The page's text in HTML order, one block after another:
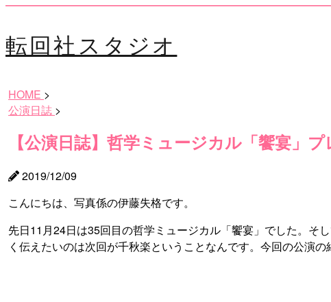
転回社スタジオ
HOME >
公演日誌 >
【公演日誌】哲学ミュージカル「饗宴」
2019/12/09
こんにちは、写真係の伊藤失格です。
先日11月24日は35回目の哲学ミュージカル「饗宴」でした。そ
く伝えたいのは次回が千秋楽ということなんです。今回の公演